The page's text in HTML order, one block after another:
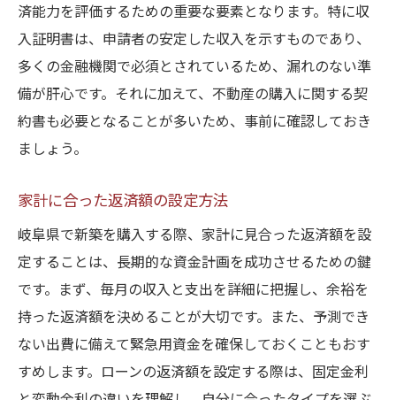
済能力を評価するための重要な要素となります。特に収
入証明書は、申請者の安定した収入を示すものであり、
多くの金融機関で必須とされているため、漏れのない準
備が肝心です。それに加えて、不動産の購入に関する契
約書も必要となることが多いため、事前に確認しておき
ましょう。
家計に合った返済額の設定方法
岐阜県で新築を購入する際、家計に見合った返済額を設
定することは、長期的な資金計画を成功させるための鍵
です。まず、毎月の収入と支出を詳細に把握し、余裕を
持った返済額を決めることが大切です。また、予測でき
ない出費に備えて緊急用資金を確保しておくこともおす
すめします。ローンの返済額を設定する際は、固定金利